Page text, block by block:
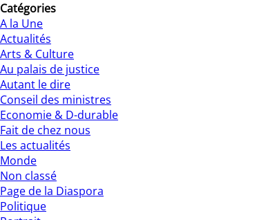
Catégories
A la Une
Actualités
Arts & Culture
Au palais de justice
Autant le dire
Conseil des ministres
Economie & D-durable
Fait de chez nous
Les actualités
Monde
Non classé
Page de la Diaspora
Politique